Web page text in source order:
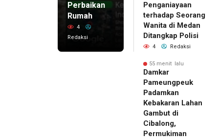
Perbaikan
Rumah
4
Redaksi
Penganiayaan
terhadap Seorang
Wanita di Medan
Ditangkap Polisi
4 Redaksi
55 menit lalu
Damkar
Pameungpeuk
Padamkan
Kebakaran Lahan
Gambut di
Cibalong,
Permukiman